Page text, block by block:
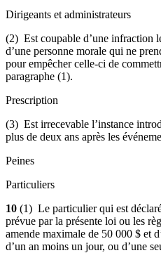
Dirigeants et administrateurs
(2) Est coupable d’une infraction
d’une personne morale qui ne
pour empêcher celle-ci de
paragraphe (1).
Prescription
(3) Est irrecevable l’instance
plus de deux ans après les
Peines
Particuliers
10 (1) Le particulier qui est
prévue par la présente loi ou les
amende maximale de 50 000 $ et
d’un an moins un jour, ou d’une